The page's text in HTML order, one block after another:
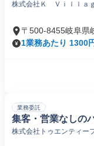
株式会社Ｋ Ｖｉｌｌａ
〒500-8455岐阜県
1業務あたり 1300
業務委託
集客・営業なしの
株式会社トゥエンティー